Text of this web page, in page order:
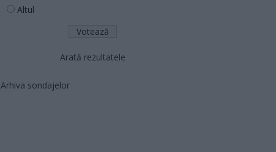
Altul
Arată rezultatele
Arhiva sondajelor